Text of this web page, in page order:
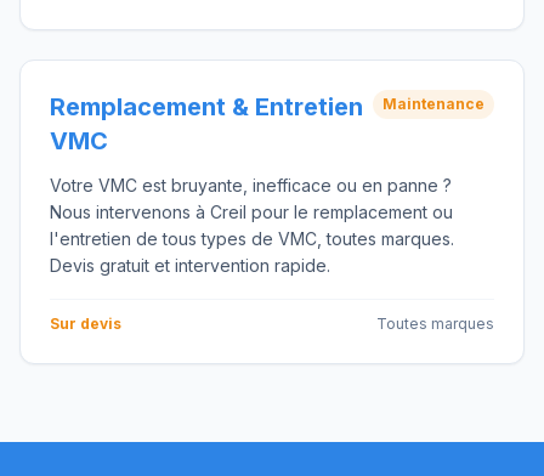
Remplacement & Entretien
VMC
Maintenance
Votre VMC est bruyante, inefficace ou en panne ?
Nous intervenons à Creil pour le remplacement ou
l'entretien de tous types de VMC, toutes marques.
Devis gratuit et intervention rapide.
Sur devis Toutes marques